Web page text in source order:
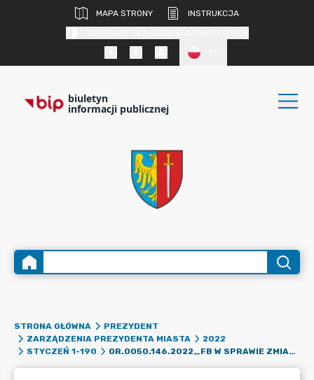
MAPA STRONY
INSTRUKCJA
biuletyn
informacji publicznej
STRONA GŁÓWNA
PREZYDENT
ZARZĄDZENIA PREZYDENTA MIASTA
2022
STYCZEŃ 1-190
OR.0050.146.2022_FB W SPRAWIE ZMIAN W PLANIE FINANSOWYM URZĘDU MIASTA ŻORY NA 2022 R.